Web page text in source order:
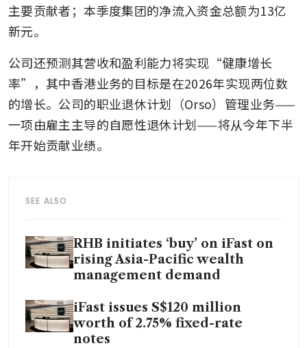
主要贡献者；本季度集团的净流入资金总额为13亿
新元。
公司还预测其营收和盈利能力将实现“健康增长
率”，其中香港业务的目标是在2026年实现两位数
的增长。公司的职业退休计划（Orso）管理业务——
一项由雇主主导的自愿性退休计划——将从今年下半
年开始贡献业绩。
SEE ALSO
RHB initiates ‘buy’ on iFast on
rising Asia-Pacific wealth
management demand
iFast issues S$120 million
worth of 2.75% fixed-rate
notes